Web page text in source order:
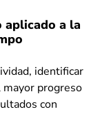
aplicado a la
identificar
mayor progreso
con